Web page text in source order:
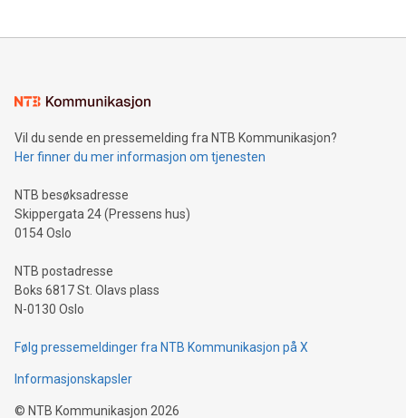
Vil du sende en pressemelding fra NTB Kommunikasjon?
Her finner du mer informasjon om tjenesten
NTB besøksadresse
Skippergata 24 (Pressens hus)
0154 Oslo
NTB postadresse
Boks 6817 St. Olavs plass
N-0130 Oslo
Følg pressemeldinger fra NTB Kommunikasjon på X
Informasjonskapsler
© NTB Kommunikasjon 2026